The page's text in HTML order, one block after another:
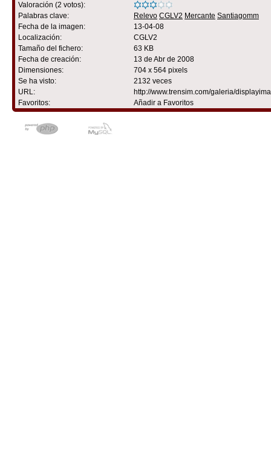
Valoración (2 votos):
Palabras clave:
Relevo CGLV2 Mercante Santiagomm
Fecha de la imagen:
13-04-08
Localización:
CGLV2
Tamaño del fichero:
63 KB
Fecha de creación:
13 de Abr de 2008
Dimensiones:
704 x 564 pixels
Se ha visto:
2132 veces
URL:
http://www.trensim.com/galeria/
Favoritos:
Añadir a Favoritos